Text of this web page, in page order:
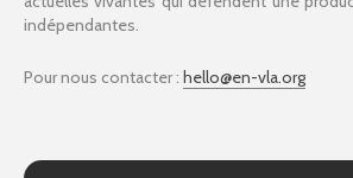
indépendantes.
Pour nous contacter : hello@en-vla.org